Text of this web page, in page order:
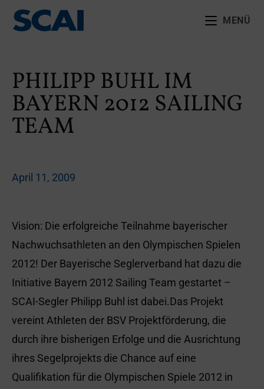
MENÜ
PHILIPP BUHL IM
BAYERN 2012 SAILING
TEAM
April 11, 2009
Vision: Die erfolgreiche Teilnahme bayerischer
Nachwuchsathleten an den Olympischen Spielen
2012! Der Bayerische Seglerverband hat dazu die
Initiative Bayern 2012 Sailing Team gestartet –
SCAI-Segler Philipp Buhl ist dabei.Das Projekt
vereint Athleten der BSV Projektförderung, die
durch ihre bisherigen Erfolge und die Ausrichtung
ihres Segelprojekts die Chance auf eine
Qualifikation für die Olympischen Spiele 2012 in